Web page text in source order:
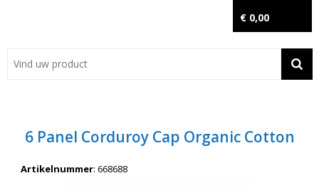
€ 0,00
Contact
Wil je snel een advies? Bel nu 053-7920045 of 06-55731304
6 Panel Corduroy Cap Organic Cotton
Artikelnummer: 668688